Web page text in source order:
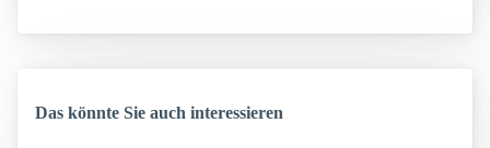
Das könnte Sie auch interessieren